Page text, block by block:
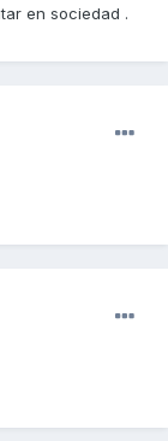
en sociedad .